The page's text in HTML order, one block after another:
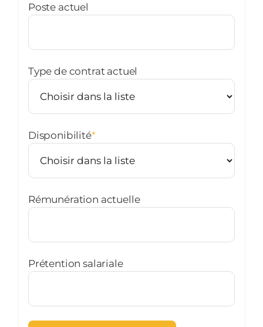
Poste actuel
Type de contrat actuel
Disponibilité*
Rémunération actuelle
Prétention salariale